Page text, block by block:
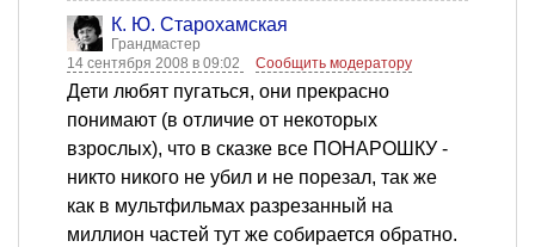
К. Ю. Старохамская
Грандмастер
14 сентября 2008 в 09:02
Сообщить модератору
Дети любят пугаться, они прекрасно
понимают (в отличие от некоторых
взрослых), что в сказке все ПОНАРОШКУ -
никто никого не убил и не порезал, так же
как в мультфильмах разрезанный на
миллион частей тут же собирается обратно.